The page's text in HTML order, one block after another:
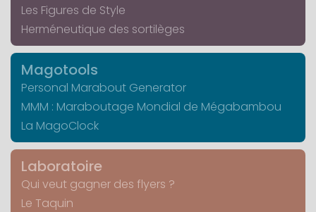
Les Figures de Style
Herméneutique des sortilèges
Magotools
Personal Marabout Generator
MMM : Maraboutage Mondial de Mégabambou
La MagoClock
Laboratoire
Qui veut gagner des flyers ?
Le Taquin